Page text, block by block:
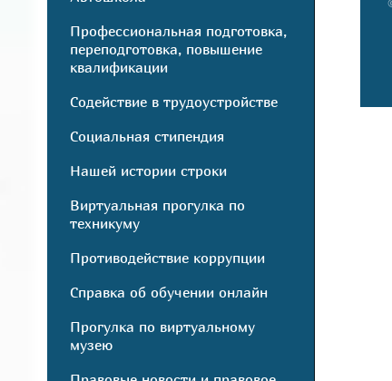
Профессиональная подготовка,
переподготовка, повышение
квалификации
Содействие в трудоустройстве
Социальная стипендия
Нашей истории строки
Виртуальная прогулка по
техникуму
Противодействие коррупции
Справка об обучении онлайн
Прогулка по виртуальному
музею